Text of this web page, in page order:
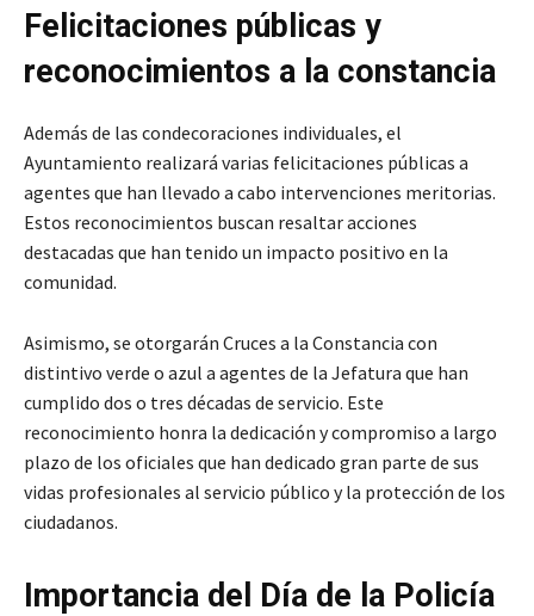
Felicitaciones públicas y
reconocimientos a la constancia
Además de las condecoraciones individuales, el
Ayuntamiento realizará varias felicitaciones públicas a
agentes que han llevado a cabo intervenciones meritorias.
Estos reconocimientos buscan resaltar acciones
destacadas que han tenido un impacto positivo en la
comunidad.
Asimismo, se otorgarán Cruces a la Constancia con
distintivo verde o azul a agentes de la Jefatura que han
cumplido dos o tres décadas de servicio. Este
reconocimiento honra la dedicación y compromiso a largo
plazo de los oficiales que han dedicado gran parte de sus
vidas profesionales al servicio público y la protección de los
ciudadanos.
Importancia del Día de la Policía